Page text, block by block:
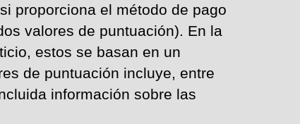
proporciona el método de pago
valores de puntuación). En la
estos se basan en un
de puntuación incluye, entre
información sobre las